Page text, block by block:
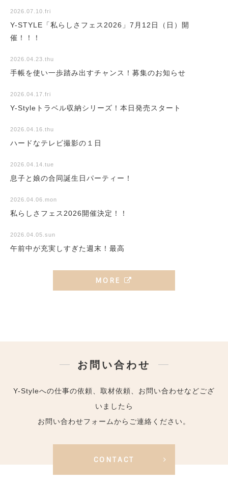
2026.07.10.fri
Y-STYLE「私らしさフェス2026」7月12日（日）開
催！！！
2026.04.23.thu
手帳を使い一歩踏み出すチャンス！募集のお知らせ
2026.04.17.fri
Y-Styleトラベル収納シリーズ！本日発売スタート
2026.04.16.thu
ハードなテレビ撮影の１日
2026.04.14.tue
息子と娘の合同誕生日パーティー！
2026.04.06.mon
私らしさフェス2026開催決定！！
2026.04.05.sun
午前中が充実しすぎた週末！最高
MORE
お問い合わせ
Y-Styleへの仕事の依頼、取材依頼、お問い合わせなどござ
いましたら
お問い合わせフォームからご連絡ください。
CONTACT